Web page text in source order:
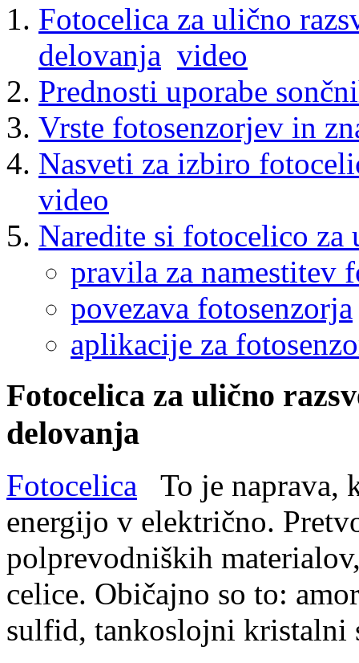
Fotocelica za ulično
delovanja video
Prednosti uporabe
Vrste fotosenzorjev in
Nasveti za izbiro
video
Naredite si fotocelico za
pravila za namestitev
povezava fotosenzorja
aplikacije za
Fotocelica za ulično
delovanja
Fotocelica To je naprava,
energijo v električno.
polprevodniških
celice. Običajno so to:
sulfid, tankoslojni